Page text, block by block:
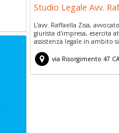
Studio Legale Avv.
L'avv. Raffaella Zisa,
giurista d'impresa, esercita
assistenza legale in ambito
via Risorgimento 47